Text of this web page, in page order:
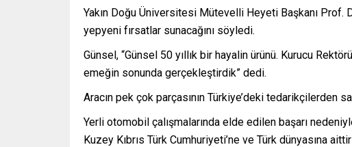
Yakın Doğu Üniversitesi Mütevelli Heyeti Başkanı Prof.
yepyeni fırsatlar sunacağını söyledi.
Günsel, “Günsel 50 yıllık bir hayalin ürünü. Kurucu
emeğin sonunda gerçekleştirdik” dedi.
Aracın pek çok parçasının Türkiye’deki tedarikçilerden
Yerli otomobil çalışmalarında elde edilen başarı
Kuzey Kıbrıs Türk Cumhuriyeti’ne ve Türk dünyasına